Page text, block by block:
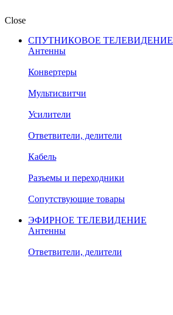
Close
СПУТНИКОВОЕ ТЕЛЕВИДЕНИЕ
Антенны
Конвертеры
Мультисвитчи
Усилители
Ответвители, делители
Кабель
Разъемы и переходники
Сопутствующие товары
ЭФИРНОЕ ТЕЛЕВИДЕНИЕ
Антенны
Ответвители, делители